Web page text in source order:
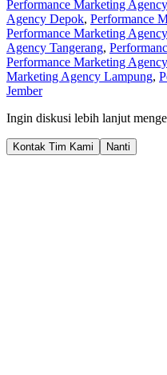
Performance Marketing
Agency Depok, Performance
Performance Marketing
Agency Tangerang,
Performance Marketing
Marketing Agency Lampung,
Jember
Ingin diskusi lebih lanjut
Kontak Tim Kami Nanti